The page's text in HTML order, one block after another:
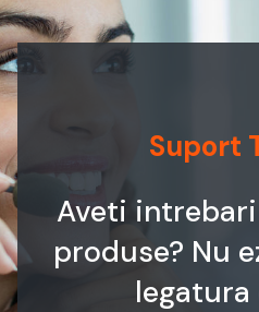
Suport
Aveti
produse? Nu
legatura